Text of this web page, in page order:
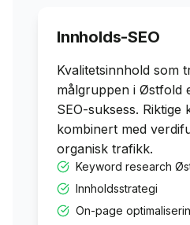
Innholds-SEO
Kvalitetsinnhold som
målgruppen i Østfold
SEO-suksess. Riktige
kombinert med
organisk trafikk.
Keyword research
Innholdsstrategi
On-page